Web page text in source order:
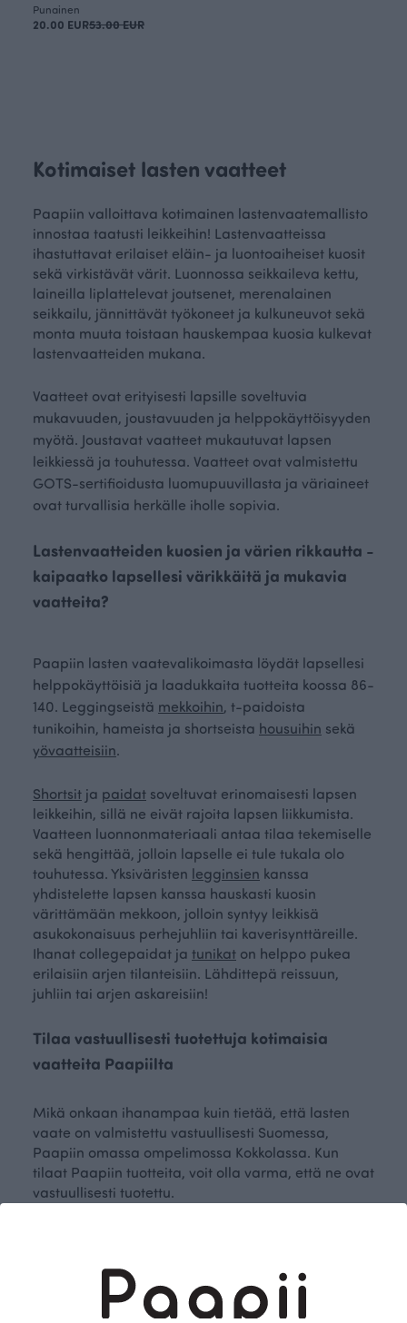
Punainen
20.00 EUR53.00 EUR
Kotimaiset lasten vaatteet
Paapiin valloittava kotimainen lastenvaatemallisto
innostaa taatusti leikkeihin! Lastenvaatteissa
ihastuttavat erilaiset eläin- ja luontoaiheiset kuosit
sekä virkistävät värit. Luonnossa seikkaileva kettu,
laineilla liplattelevat joutsenet, merenalainen
seikkailu, jännittävät työkoneet ja kulkuneuvot sekä
monta muuta toistaan hauskempaa kuosia kulkevat
lastenvaatteiden mukana.
Vaatteet ovat erityisesti lapsille soveltuvia
mukavuuden, joustavuuden ja helppokäyttöisyyden
myötä. Joustavat vaatteet mukautuvat lapsen
leikkiessä ja touhutessa. Vaatteet ovat valmistettu
GOTS-sertifioidusta luomupuuvillasta ja väriaineet
ovat turvallisia herkälle iholle sopivia.
Lastenvaatteiden kuosien ja värien rikkautta -
kaipaatko lapsellesi värikkäitä ja mukavia
vaatteita?
Paapiin lasten vaatevalikoimasta löydät lapsellesi
helppokäyttöisiä ja laadukkaita tuotteita koossa 86-
140. Leggingseistä mekkoihin, t-paidoista
tunikoihin, hameista ja shortseista housuihin sekä
yövaatteisiin.
Shortsit ja paidat soveltuvat erinomaisesti lapsen
leikkeihin, sillä ne eivät rajoita lapsen liikkumista.
Vaatteen luonnonmateriaali antaa tilaa tekemiselle
sekä hengittää, jolloin lapselle ei tule tukala olo
touhutessa. Yksiväristen legginsien kanssa
yhdistelette lapsen kanssa hauskasti kuosin
värittämään mekkoon, jolloin syntyy leikkisä
asukokonaisuus perhejuhliin tai kaverisynttäreille.
Ihanat collegepaidat ja tunikat on helppo pukea
erilaisiin arjen tilanteisiin. Lähdittepä reissuun,
juhliin tai arjen askareisiin!
Tilaa vastuullisesti tuotettuja kotimaisia
vaatteita Paapiilta
Mikä onkaan ihanampaa kuin tietää, että lasten
vaate on valmistettu vastuullisesti Suomessa,
Paapiin omassa ompelimossa Kokkolassa. Kun
tilaat Paapiin tuotteita, voit olla varma, että ne ovat
vastuullisesti tuotettu.
arjen riennoissa kuin koti-iltojen ilostuttajana. Nyt
lapsi voi pukeutua kauniisti, näyttävästi ja
vastuullisesti! Lastenvaatemallisto on täynnä